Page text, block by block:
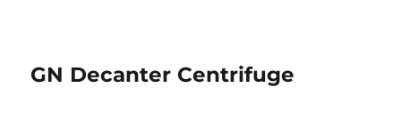
GN Decanter Centrifuge